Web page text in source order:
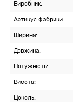
Виробник:
Артикул фабрики:
Ширина:
Довжина:
Потужність:
Висота:
Цоколь: